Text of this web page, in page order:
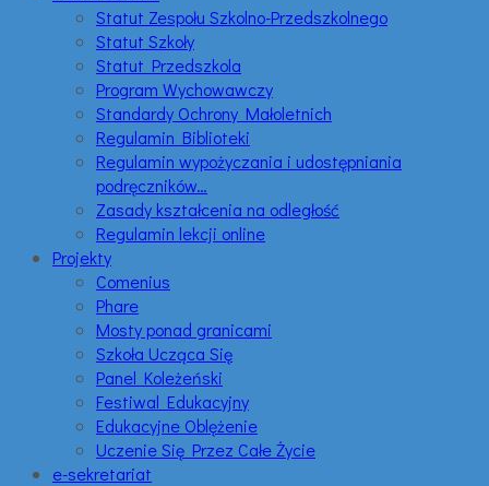
Statut Zespołu Szkolno-Przedszkolnego
Statut Szkoły
Statut Przedszkola
Program Wychowawczy
Standardy Ochrony Małoletnich
Regulamin Biblioteki
Regulamin wypożyczania i udostępniania
podręczników…
Zasady kształcenia na odległość
Regulamin lekcji online
Projekty
Comenius
Phare
Mosty ponad granicami
Szkoła Ucząca Się
Panel Koleżeński
Festiwal Edukacyjny
Edukacyjne Oblężenie
Uczenie Się Przez Całe Życie
e-sekretariat